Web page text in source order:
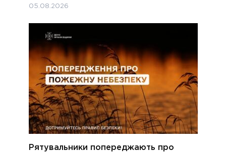
05.08.2026
Рятувальники попереджають про